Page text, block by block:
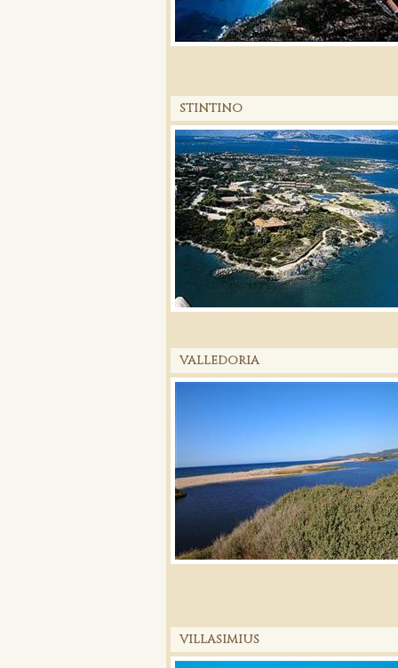
STINTINO
VALLEDORIA
VILLASIMIUS